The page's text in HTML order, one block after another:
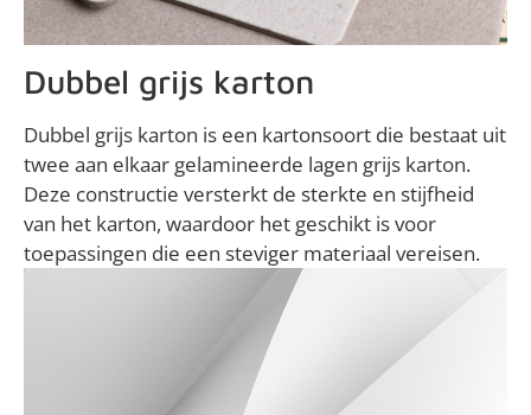
Dubbel grijs karton
Dubbel grijs karton is een kartonsoort die bestaat uit
twee aan elkaar gelamineerde lagen grijs karton.
Deze constructie versterkt de sterkte en stijfheid
van het karton, waardoor het geschikt is voor
toepassingen die een steviger materiaal vereisen.